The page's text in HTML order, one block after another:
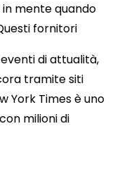
mente quando
fornitori
di attualità,
tramite siti
York Times è uno
milioni di